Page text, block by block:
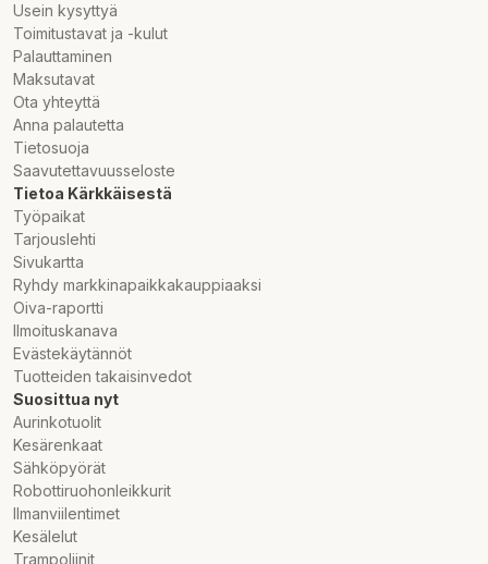
Usein kysyttyä
Toimitustavat ja -kulut
Palauttaminen
Maksutavat
Ota yhteyttä
Anna palautetta
Tietosuoja
Saavutettavuusseloste
Tietoa Kärkkäisestä
Työpaikat
Tarjouslehti
Sivukartta
Ryhdy markkinapaikkakauppiaaksi
Oiva-raportti
Ilmoituskanava
Evästekäytännöt
Tuotteiden takaisinvedot
Suosittua nyt
Aurinkotuolit
Kesärenkaat
Sähköpyörät
Robottiruohonleikkurit
Ilmanviilentimet
Kesälelut
Trampoliinit